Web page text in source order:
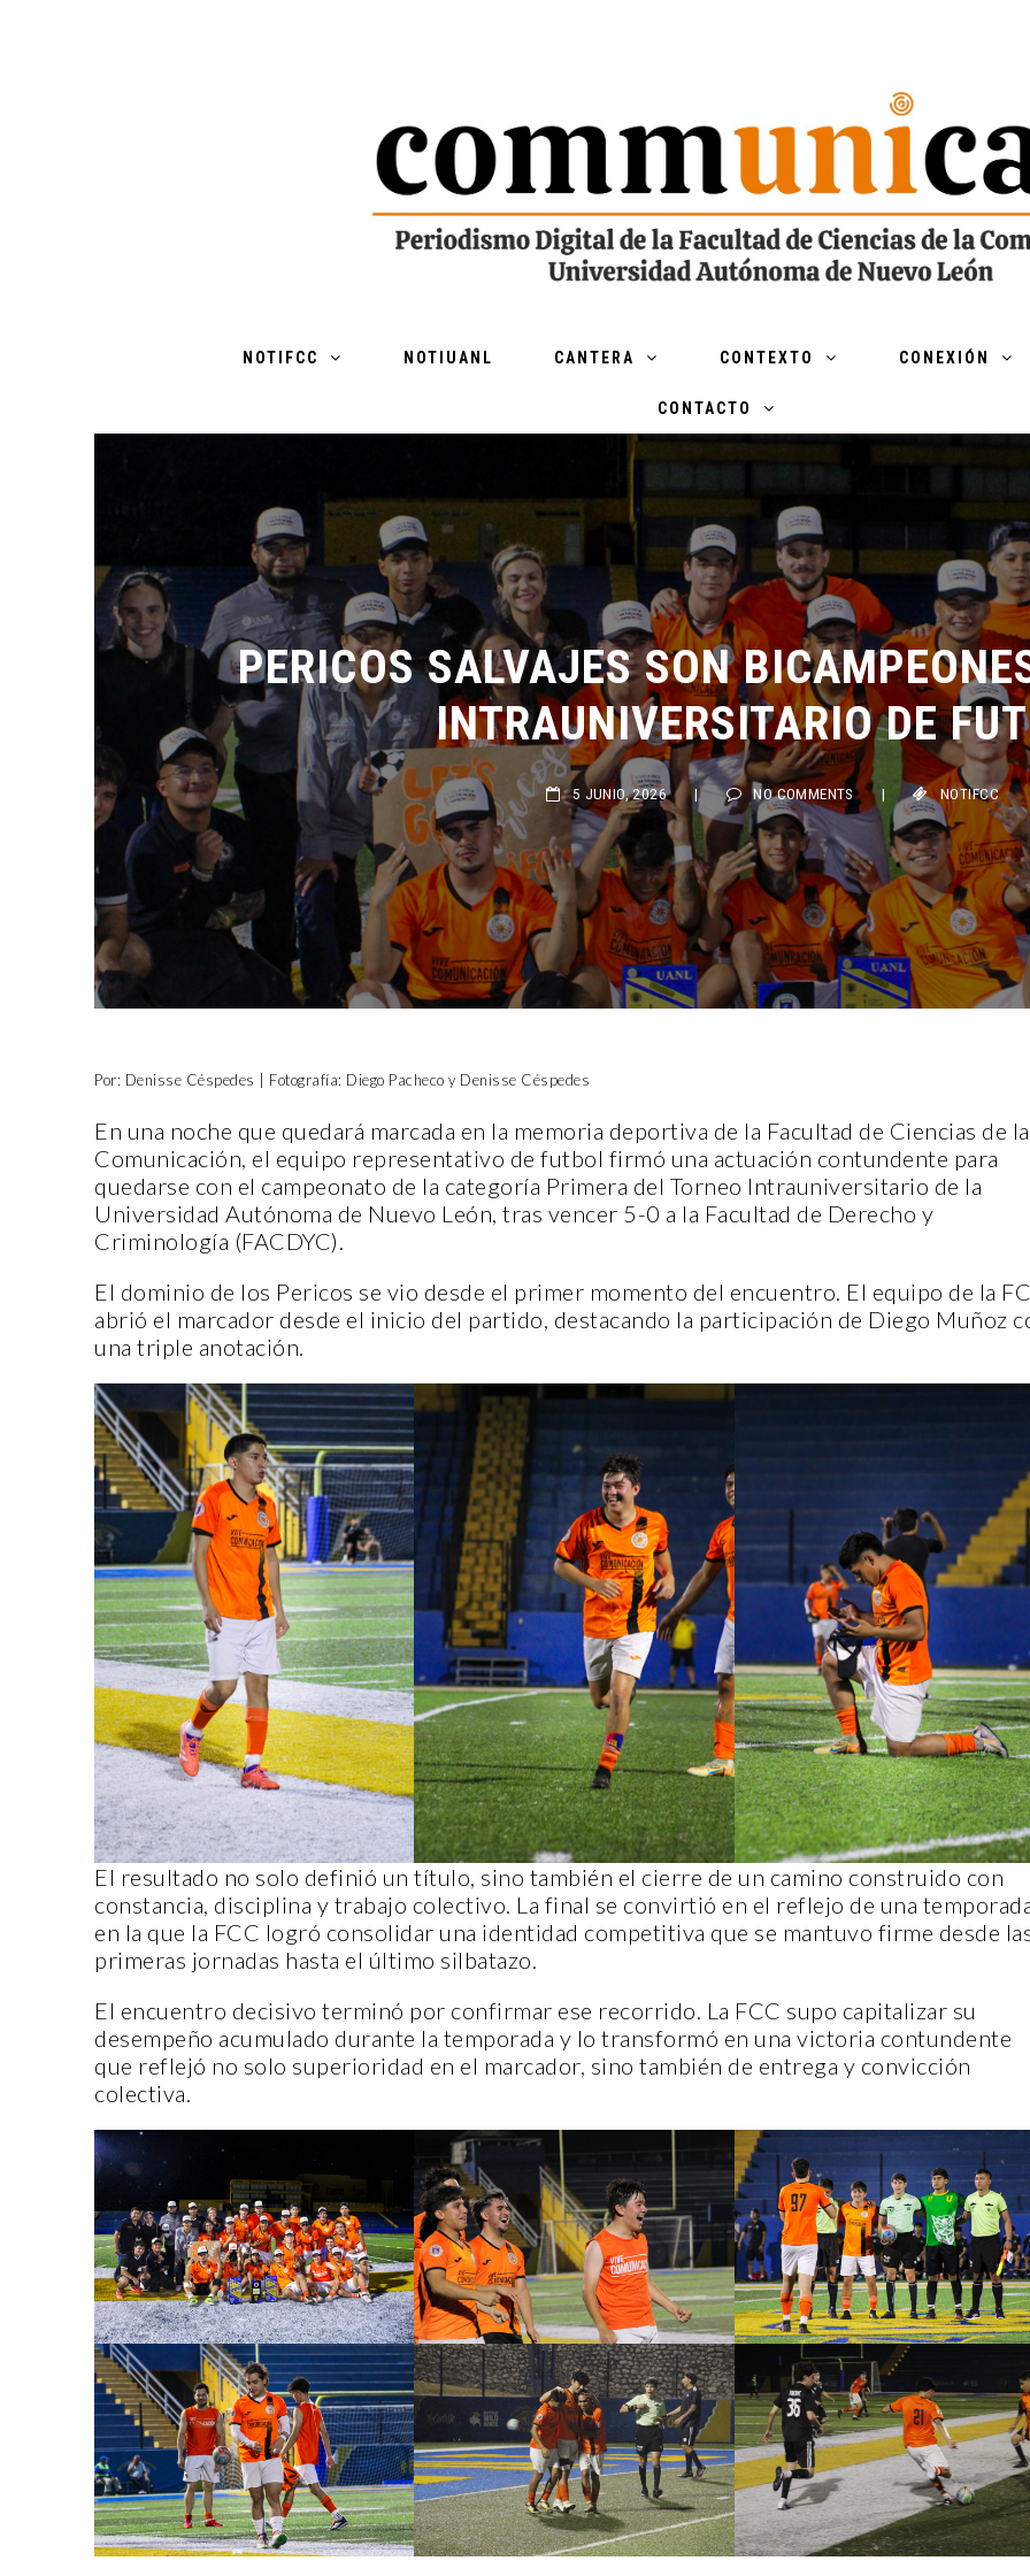
NOTIFCC NOTIUANL CANTERA CONTEXTO CONEXIÓN
CONTACTO
PERICOS SALVAJES SON BICAMPEONES
INTRAUNIVERSITARIO DE
5 JUNIO, 2026 | NO COMMENTS | NOTIFCC
Por: Denisse Céspedes | Fotografía: Diego Pacheco y Denisse Céspedes
En una noche que quedará marcada en la memoria deportiva de la Facultad de Ciencias de la
Comunicación, el equipo representativo de futbol firmó una actuación contundente para
quedarse con el campeonato de la categoría Primera del Torneo Intrauniversitario de la
Universidad Autónoma de Nuevo León, tras vencer 5-0 a la Facultad de Derecho y
Criminología (FACDYC).
El dominio de los Pericos se vio desde el primer momento del encuentro. El equipo de la
abrió el marcador desde el inicio del partido, destacando la participación de Diego Muñoz
una triple anotación.
El resultado no solo definió un título, sino también el cierre de un camino construido con
constancia, disciplina y trabajo colectivo. La final se convirtió en el reflejo de una
en la que la FCC logró consolidar una identidad competitiva que se mantuvo firme desde
primeras jornadas hasta el último silbatazo.
El encuentro decisivo terminó por confirmar ese recorrido. La FCC supo capitalizar su
desempeño acumulado durante la temporada y lo transformó en una victoria contundente
que reflejó no solo superioridad en el marcador, sino también de entrega y convicción
colectiva.
CANTERA
ORIGEN Y PROPÓSITO DE
CASA INDI
14 noviembre, 2022
CANTERA
CASA INDI
14 noviembre, 2022
CANTERA
PLENITUD CON
FELIPE DE JESÚS
14 noviembre, 2022
ENTORNO VERDE
SELECCIONAN A GANADORES
DEL OCTAVO CONCURSO DE
FOTOGRAFÍA “EN LA MIRA DE
LA SUSTENTABILIDAD”
15 noviembre, 2022
ENTORNO VERDE
ENTORNO VERDE Y ANIMALIA
PRESENTES EN EL DÍA DE LOS
MUERTOS FCC, UANL.
2 noviembre, 2022
ENTORNO VERDE
SELECCIONAN A
DEL OCTAVO
FOTOGRAFÍA “EN LA
LA
15 noviembre, 2022